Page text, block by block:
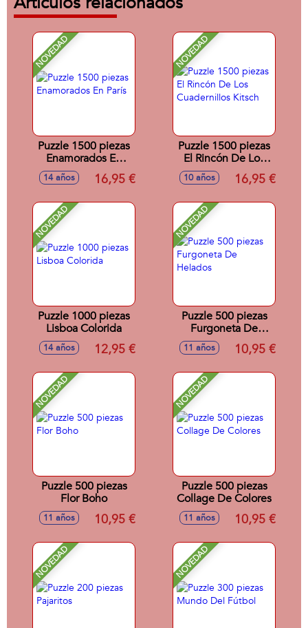
NOVEDAD
Puzzle 1500 piezas
Enamorados En
París
14 años 16,95 €
NOVEDAD
Puzzle 1500 piezas
El Rincón De Los
Cuadernillos Kitsch
10 años 16,95 €
NOVEDAD
Puzzle 1000 piezas
Lisboa Colorida
14 años 12,95 €
NOVEDAD
Puzzle 500 piezas
Furgoneta De
Helados
11 años 10,95 €
NOVEDAD
Puzzle 500 piezas
Flor Boho
11 años 10,95 €
NOVEDAD
Puzzle 500 piezas
Collage De Colores
11 años 10,95 €
NOVEDAD NOVEDAD